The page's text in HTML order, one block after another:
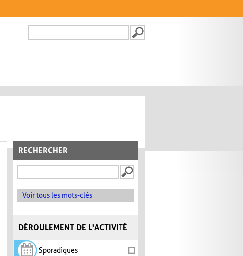
FORMULAIRE DE
RECHERCHER
Voir tous les mots-clés
DÉROULEMENT DE L'ACTIVITÉ
Sporadiques